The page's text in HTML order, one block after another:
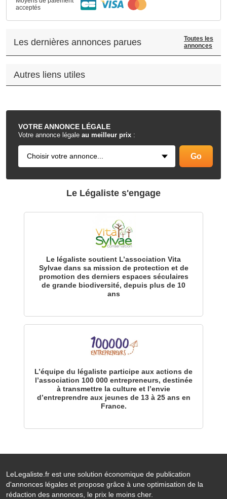
VOTREANNONCE LÉGALE
Votre annonce légale au meilleur prix :
acceptés
Les dernières annonces parues
Toutes les
annonces
Autres liens utiles
.
Le Légaliste s'engage
Le légaliste soutient L’association Vita
Sylvae dans sa mission de protection et de
promotion des derniers espaces séculaires
de grande biodiversité, depuis plus de 10
ans
L’équipe du légaliste participe aux actions de
l’association 100 000 entrepreneurs, destinée
à transmettre la culture et l’envie
d’entreprendre aux jeunes de 13 à 25 ans en
France.
LeLegaliste.fr est une solution économique de publication
d'annonces légales et propose grâce à une optimisation de la
rédaction des annonces, le prix le moins cher.